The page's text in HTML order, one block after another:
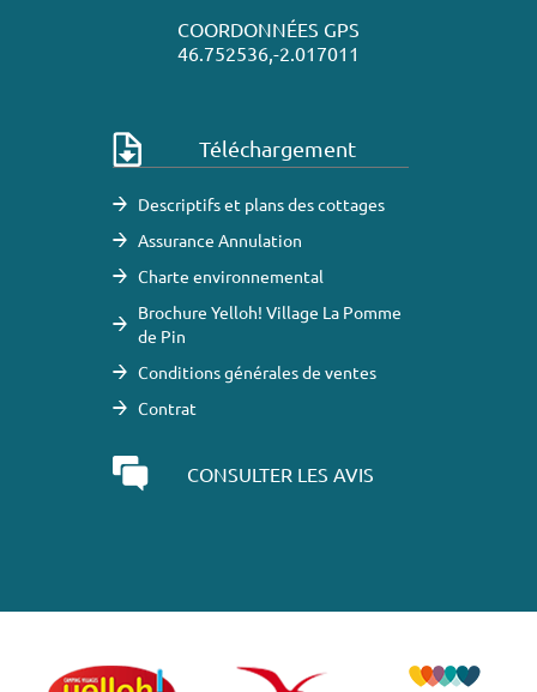
COORDONNÉES GPS
46.752536,-2.017011
Téléchargement
Descriptifs et plans des cottages
Assurance Annulation
Charte environnemental
Brochure Yelloh! Village La Pomme
de Pin
Conditions générales de ventes
Contrat
CONSULTER LES AVIS